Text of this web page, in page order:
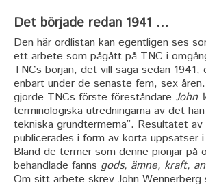
Det började redan 1941 …
Den här ordlistan kan egentligen ses
ett arbete som pågått på TNC i
TNCs början, det vill säga sedan 1941,
enbart under de senaste fem, sex
gjorde TNCs förste föreståndare John
terminologiska utredningarna av det
tekniska grundtermerna”. Resultatet av
publicerades i form av korta uppsatser
Bland de termer som denne pionjär på
behandlade fanns gods, ämne, kraft,
Om sitt arbete skrev John Wennerberg